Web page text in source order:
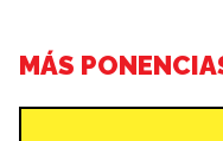
MÁS